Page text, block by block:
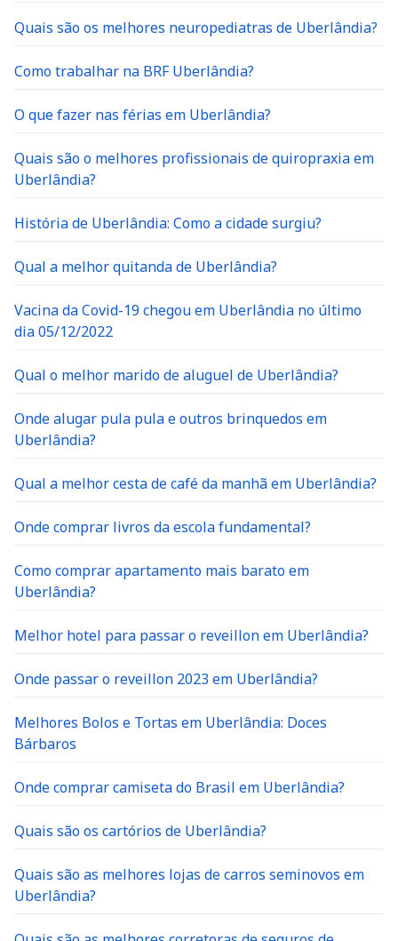
Quais são os melhores neuropediatras de Uberlândia?
Como trabalhar na BRF Uberlândia?
O que fazer nas férias em Uberlândia?
Quais são o melhores profissionais de quiropraxia em
Uberlândia?
História de Uberlândia: Como a cidade surgiu?
Qual a melhor quitanda de Uberlândia?
Vacina da Covid-19 chegou em Uberlândia no último
dia 05/12/2022
Qual o melhor marido de aluguel de Uberlândia?
Onde alugar pula pula e outros brinquedos em
Uberlândia?
Qual a melhor cesta de café da manhã em Uberlândia?
Onde comprar livros da escola fundamental?
Como comprar apartamento mais barato em
Uberlândia?
Melhor hotel para passar o reveillon em Uberlândia?
Onde passar o reveillon 2023 em Uberlândia?
Melhores Bolos e Tortas em Uberlândia: Doces
Bárbaros
Onde comprar camiseta do Brasil em Uberlândia?
Quais são os cartórios de Uberlândia?
Quais são as melhores lojas de carros seminovos em
Uberlândia?
Quais são as melhores corretoras de seguros de